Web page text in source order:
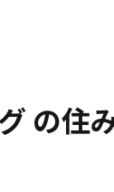
の住